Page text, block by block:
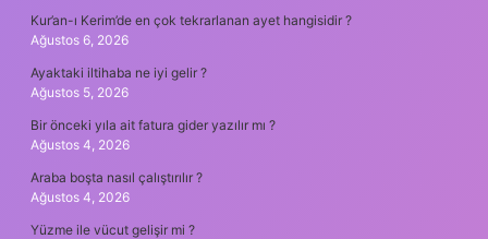
Kur’an-ı Kerim’de en çok tekrarlanan ayet hangisidir ?
Ağustos 6, 2026
Ayaktaki iltihaba ne iyi gelir ?
Ağustos 5, 2026
Bir önceki yıla ait fatura gider yazılır mı ?
Ağustos 4, 2026
Araba boşta nasıl çalıştırılır ?
Ağustos 4, 2026
Yüzme ile vücut gelişir mi ?